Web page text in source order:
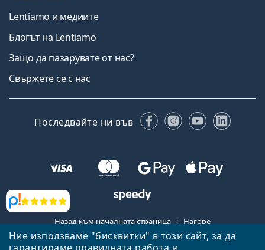
Ние използваме "бисквитки" в този сайт, за да
Прегледи
Lentiamo и медиите
Блогът на Lentiamo
Защо да пазарувате от нас?
Свържете се с нас
Последвайте ни във FacebookInstagram
YouTube
Назад към началната страница
Нагоре
Lentiamo.bg е собственост и се управлява от Lentiamo s.r.o.,